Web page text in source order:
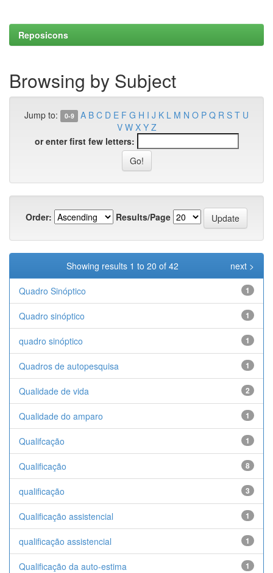
Reposicons
Browsing by Subject
Jump to: 0-9 A B C D E F G H I J K L M N O P Q R S T U
V W X Y Z
or enter first few letters:
Order: Results/Page
Showing results 1 to 20 of 42 next >
Quadro Sinóptico 1
Quadro sinóptico 1
quadro sinóptico 1
Quadros de autopesquisa 1
Qualidade de vida 2
Qualidade do amparo 1
Qualifcação 1
Qualificação 8
qualificação 3
Qualificação assistencial 1
qualificação assistencial 1
Qualificação da auto-estima 1